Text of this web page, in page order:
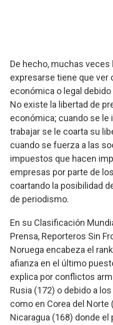
De hecho, muchas veces
expresarse tiene que ver
económica o legal
No existe la libertad de
económica; cuando se le
trabajar se le coarta su
cuando se fuerza a las
impuestos que hacen
empresas por parte de
coartando la posibilidad
de periodismo.
En su Clasificación
Prensa, Reporteros Sin
Noruega encabeza el
afianza en el último
explica por conflictos
Rusia (172) o debido a
como en Corea del Norte
Nicaragua (168) donde